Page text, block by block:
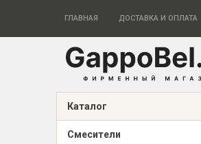
ГЛАВНАЯ ДОСТАВКА И ОПЛАТА
Каталог
Смесители